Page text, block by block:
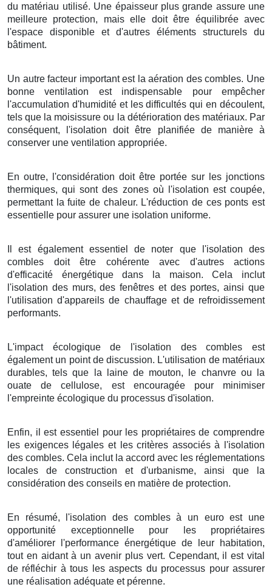
du matériau utilisé. Une épaisseur plus grande assure une
meilleure protection, mais elle doit être équilibrée avec
l'espace disponible et d'autres éléments structurels du
bâtiment.
Un autre facteur important est la aération des combles. Une
bonne ventilation est indispensable pour empêcher
l'accumulation d'humidité et les difficultés qui en découlent,
tels que la moisissure ou la détérioration des matériaux. Par
conséquent, l'isolation doit être planifiée de manière à
conserver une ventilation appropriée.
En outre, l'considération doit être portée sur les jonctions
thermiques, qui sont des zones où l'isolation est coupée,
permettant la fuite de chaleur. L'réduction de ces ponts est
essentielle pour assurer une isolation uniforme.
Il est également essentiel de noter que l'isolation des
combles doit être cohérente avec d'autres actions
d'efficacité énergétique dans la maison. Cela inclut
l'isolation des murs, des fenêtres et des portes, ainsi que
l'utilisation d'appareils de chauffage et de refroidissement
performants.
L'impact écologique de l'isolation des combles est
également un point de discussion. L'utilisation de matériaux
durables, tels que la laine de mouton, le chanvre ou la
ouate de cellulose, est encouragée pour minimiser
l'empreinte écologique du processus d'isolation.
Enfin, il est essentiel pour les propriétaires de comprendre
les exigences légales et les critères associés à l'isolation
des combles. Cela inclut la accord avec les réglementations
locales de construction et d'urbanisme, ainsi que la
considération des conseils en matière de protection.
En résumé, l'isolation des combles à un euro est une
opportunité exceptionnelle pour les propriétaires
d'améliorer l'performance énergétique de leur habitation,
tout en aidant à un avenir plus vert. Cependant, il est vital
de réfléchir à tous les aspects du processus pour assurer
une réalisation adéquate et pérenne.